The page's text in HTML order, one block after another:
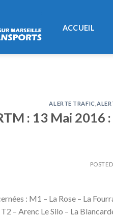
ACCUEIL
ALERTE TRAFIC ,
: 13 Mai 2016
: M1 – La Rose – La
– Arenc Le Silo – La